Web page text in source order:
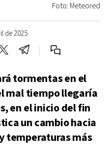
de 2025
Foto: Meteored
tormentas en el
mal tiempo llegaría
en el inicio del fin
un cambio hacia
temperaturas más